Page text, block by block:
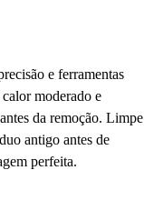
e ferramentas
moderado e
da remoção. Limpe
antigo antes de
perfeita.